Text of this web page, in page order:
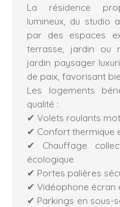
La résidence
lumineux, du studio
par des espaces
terrasse, jardin ou
jardin paysager
de paix, favorisant
Les logements
qualité :
✔ Volets roulants
✔ Confort thermique
✔ Chauffage
écologique
✔ Portes palières
✔ Vidéophone écran
✔ Parkings en sous-